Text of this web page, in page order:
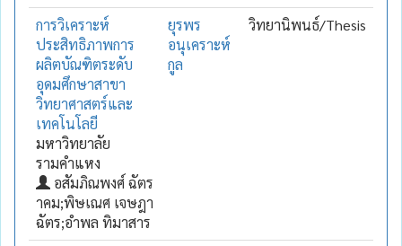
การวิเคราะห์
ประสิทธิภาพการ
ผลิตบัณฑิตระดับ
อุดมศึกษาสาขา
วิทยาศาสตร์และ
เทคโนโลยี
มหาวิทยาลัย
รามคำแหง
อสัมภิณพงศ์ ฉัตร
าคม;พิษเณศ เจษฎา
ฉัตร;อำพล ทิมาสาร
ยุรพร
อนุเคราะห์
กูล
วิทยานิพนธ์/Thesis